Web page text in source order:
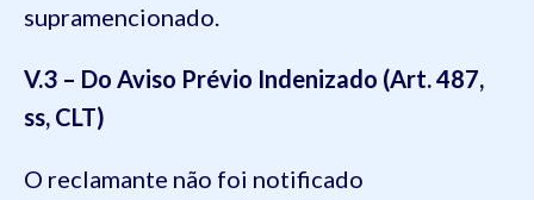
supramencionado.
V.3 – Do Aviso Prévio Indenizado (Art. 487,
ss, CLT)
O reclamante não foi notificado